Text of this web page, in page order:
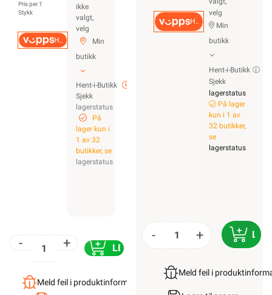
Pris per 1
Stykk
Hurtigkasse
ikke
valgt,
velg
Min
butikk
Hent-i-Butikk
Sjekk
lagerstatus
På
lager kun i
1 av 32
butikker, se
lagerstatus
- + LEGG I HANDLEKURV
Meld feil i produktinformasjonen?
Hurtigkasse
velg
Min
butikk
Hent-i-Butikk
Sjekk
lagerstatus
På lager
kun i 1 av
32 butikker,
se
lagerstatus
- +
Meld feil i